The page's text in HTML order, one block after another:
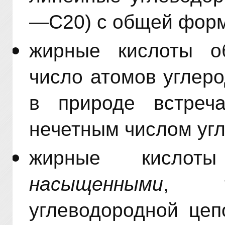
—С20) с общей
жирные кислоты
число атомов
в природе
нечетным числом
жирные
насыщенными,
углеводородной